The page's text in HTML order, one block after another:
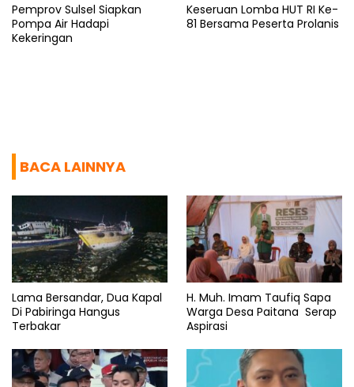
Pemprov Sulsel Siapkan
Pompa Air Hadapi
Kekeringan
Keseruan Lomba HUT RI Ke-
81 Bersama Peserta Prolanis
BACA LAINNYA
Lama Bersandar, Dua Kapal
Di Pabiringa Hangus
Terbakar
H. Muh. Imam Taufiq Sapa
Warga Desa Paitana Serap
Aspirasi